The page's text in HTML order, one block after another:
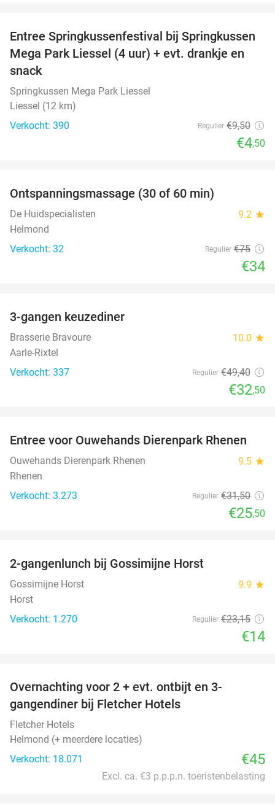
53%
Entree Springkussenfestival bij Springkussen
Mega Park Liessel (4 uur) + evt. drankje en
snack
Springkussen Mega Park Liessel
Liessel (12 km)
Verkocht: 390
Regulier €9,50
€4,50
Ontspanningsmassage (30 of 60 min)
De Huidspecialisten 9.2 star
Helmond
Verkocht: 32
Regulier €75
€34
3-gangen keuzediner
Brasserie Bravoure 10.0 star
Aarle-Rixtel
Verkocht: 337
Regulier €49,40
€32,50
19%
Entree voor Ouwehands Dierenpark Rhenen
Ouwehands Dierenpark Rhenen 9.5 star
Rhenen
Verkocht: 3.273
Regulier €31,50
€25,50
2-gangenlunch bij Gossimijne Horst
Gossimijne Horst 9.9 star
Horst
Verkocht: 1.270
Regulier €23,15
€14
Overnachting voor 2 + evt. ontbijt en 3-
gangendiner bij Fletcher Hotels
Fletcher Hotels
Helmond (+ meerdere locaties)
Verkocht: 18.071
€45
Excl. ca. €3 p.p.p.n. toeristenbelasting